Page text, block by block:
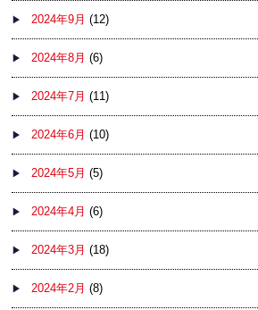
2024年9月 (12)
2024年8月 (6)
2024年7月 (11)
2024年6月 (10)
2024年5月 (5)
2024年4月 (6)
2024年3月 (18)
2024年2月 (8)